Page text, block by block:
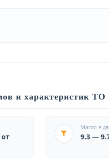
и характеристик ТО
Масло в
9.3 —